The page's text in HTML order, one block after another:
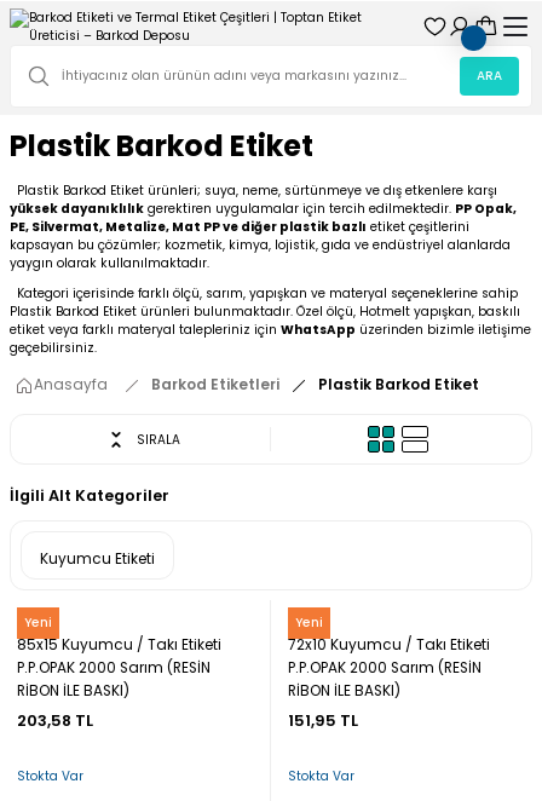
ARA
Plastik Barkod Etiket
Plastik Barkod Etiket ürünleri; suya, neme, sürtünmeye ve dış etkenlere karşı
yüksek dayanıklılık gerektiren uygulamalar için tercih edilmektedir. PP Opak,
PE, Silvermat, Metalize, Mat PP ve diğer plastik bazlı etiket çeşitlerini
kapsayan bu çözümler; kozmetik, kimya, lojistik, gıda ve endüstriyel alanlarda
yaygın olarak kullanılmaktadır.
Kategori içerisinde farklı ölçü, sarım, yapışkan ve materyal seçeneklerine sahip
Plastik Barkod Etiket ürünleri bulunmaktadır. Özel ölçü, Hotmelt yapışkan, baskılı
etiket veya farklı materyal talepleriniz için WhatsApp üzerinden bizimle iletişime
geçebilirsiniz.
Anasayfa Barkod Etiketleri Plastik Barkod Etiket
SIRALA
İlgili Alt Kategoriler
Kuyumcu Etiketi
Yeni
Snow
85x15 Kuyumcu / Takı Etiketi
P.P.OPAK 2000 Sarım (RESİN
RİBON İLE BASKI)
203,58 TL
Stokta Var
Yeni
Snow
72x10 Kuyumcu / Takı Etiketi
P.P.OPAK 2000 Sarım (RESİN
RİBON İLE BASKI)
151,95 TL
Stokta Var